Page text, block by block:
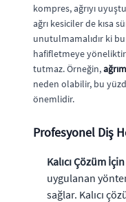
kompres, ağrıyı
ağrı kesiciler de kısa
unutulmamalıdır ki
hafifletmeye
tutmaz. Örneğin,
neden olabilir, bu
önemlidir.
Profesyonel Diş
Kalıcı Çözüm
uygulanan
sağlar. Kalıcı